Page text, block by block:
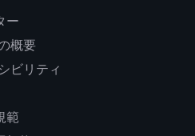
ー
概要
ビリティ
範